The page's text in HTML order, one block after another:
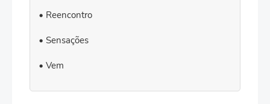
Reencontro
Sensações
Vem